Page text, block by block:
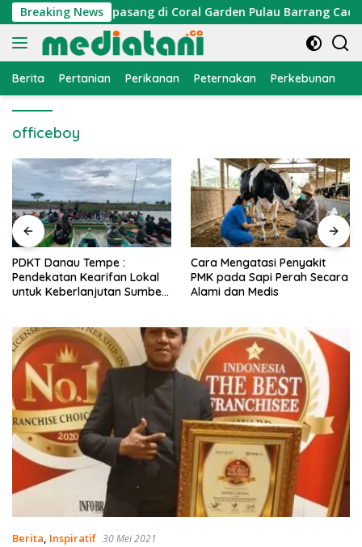
Langsung
ke
konten
Breaking News
Cumi Dipasang di Coral Garden Pulau Barrang Caddi
Berita Pertanian Perikanan Peternakan Perkebunan
officeboy
PDKT Danau Tempe :
Pendekatan Kearifan Lokal
untuk Keberlanjutan Sumber
Cara Mengatasi Penyakit
PMK pada Sapi Perah Secara
Alami dan Medis
Berita, Inspiratif 30 Mei 2021